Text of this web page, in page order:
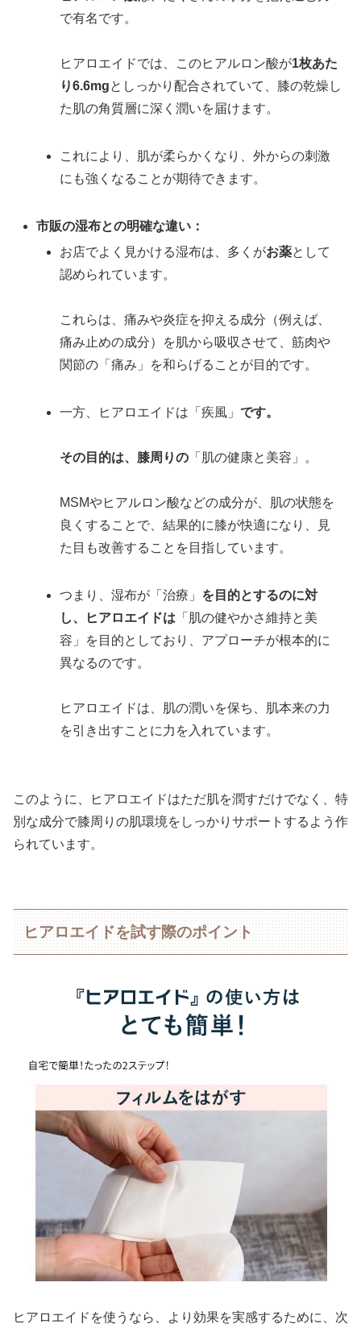
で有名です。
ヒアロエイドでは、このヒアルロン酸が1枚あた
り6.6mgとしっかり配合されていて、膝の乾燥し
た肌の角質層に深く潤いを届けます。
これにより、肌が柔らかくなり、外からの刺激
にも強くなることが期待できます。
市販の湿布との明確な違い：
お店でよく見かける湿布は、多くがお薬として
認められています。
これらは、痛みや炎症を抑える成分（例えば、
痛み止めの成分）を肌から吸収させて、筋肉や
関節の「痛み」を和らげることが目的です。
一方、ヒアロエイドは「疾風」です。
その目的は、膝周りの 「肌の健康と美容」。
MSMやヒアルロン酸などの成分が、肌の状態を
良くすることで、結果的に膝が快適になり、見
た目も改善することを目指しています。
つまり、湿布が「治療」 を目的とするのに対
し、ヒアロエイドは 「肌の健やかさ維持と美
容」を目的としており、アプローチが根本的に
異なるのです。
ヒアロエイドは、肌の潤いを保ち、肌本来の力
を引き出すことに力を入れています。
このように、ヒアロエイドはただ肌を潤すだけでなく、特
別な成分で膝周りの肌環境をしっかりサポートするよう作
られています。
ヒアロエイドを試す際のポイント
ヒアロエイドを使うなら、より効果を実感するために、次